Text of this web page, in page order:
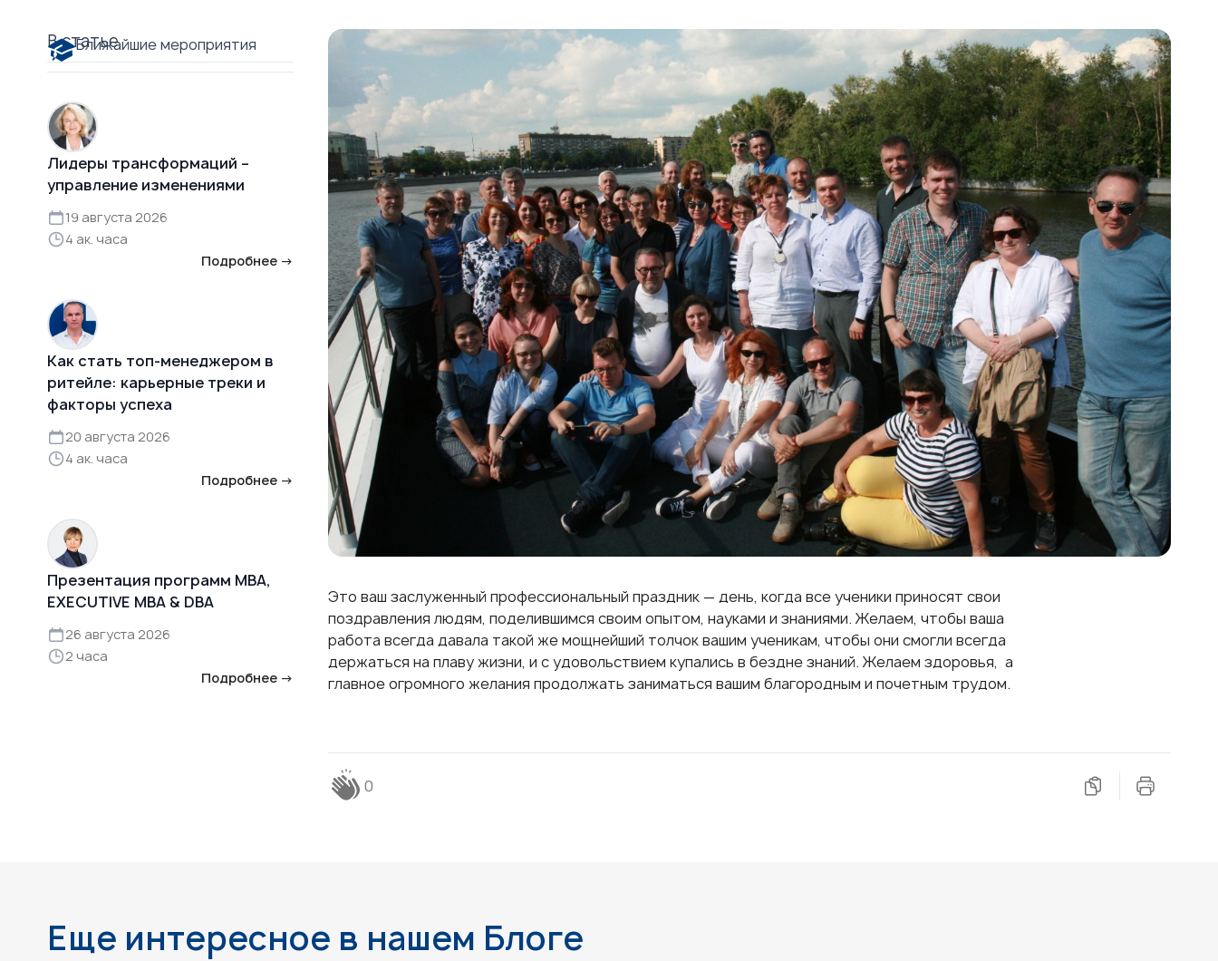
В статье
Это ваш заслуженный профессиональный праздник — день, когда все ученики приносят свои
поздравления людям, поделившимся своим опытом, науками и знаниями. Желаем, чтобы ваша
работа всегда давала такой же мощнейший толчок вашим ученикам, чтобы они смогли всегда
держаться на плаву жизни, и с удовольствием купались в бездне знаний. Желаем здоровья, а
главное огромного желания продолжать заниматься вашим благородным и почетным трудом.
Ближайшие мероприятия
Лидеры трансформаций –
управление изменениями
19 августа 2026
4 ак. часа
Подробнее →
Как стать топ-менеджером в
ритейле: карьерные треки и
факторы успеха
20 августа 2026
4 ак. часа
Подробнее →
Презентация программ MBA,
EXECUTIVE MBA & DBA
26 августа 2026
2 часа
Подробнее →
0
Еще интересное в нашем Блоге